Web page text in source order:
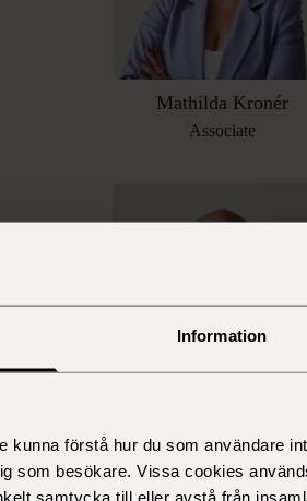
Information
kunna förstå hur du som användare
som besökare. Vissa cookies
samtycka till eller avstå från
Mathilda Kronér
Associate
Specialist Counsel